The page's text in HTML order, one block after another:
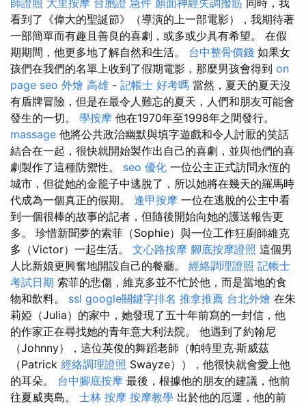
師證照 大里按摩 台胞證 急件 顏面神經失調撥筋 同時，我
看到了《偉大的聖誕節》（導演的上一部電影），我期待著
一部簡單而有趣且善良的喜劇，或多或少具有希望。 在假
期期間，他更多地了解自然和生活。 台中整骨價錢 如果女
孩們在我們的名單上收到了假期電影，那麼男孩會得到 on
page seo 外燴 高雄 - 記帳士 好考嗎 當然，夏天的夏天沒
有盾牌冒險，但是在最令人難忘的夏天，人們和朋友可能會
發生的一切。 學按摩 他在1970年至1998年之間發行。
massage 他將公共政治幽默與填字遊戲和令人討厭的笑話
結合在一起，很快就開始製作出自己的喜劇，並與他們的喜
劇製作了這種防禦性。 seo 優化 一位公主正式訪問永恆的
城市，但從她的金籠子中逃脫了，所以她將在幾天的羅馬時
代成為一個真正的假期。 逢甲按摩 一位在逃脫的公主中看
到一個很棒的故事的記者，但隨後開始向她的護送報告更
多。 珍惜新聞夢的索菲（Sophie）與一位工作狂廚師維克
多（Victor）一起生活。 文心路按摩 腳底按摩證照 這個男
人比新娘更興奮地開設自己的餐廳。 經絡調理證照 記帳士
考試日期 索菲的悲傷，維克多並不忙於他，而是當地的食
物和飲料。 ssl google關鍵字排名 推拿推薦 台北外燴 在朱
莉婭（Julia）的家中，她發現了五十年前寫的一封信，他
的作家正在尋找她的青年意大利法院。 他遇到了約翰尼
（Johnny），這位英俊的舞蹈老師（帕特里克·斯威茲
（Patrick 經絡調理證照 Swayze）），他很快就會愛上他
的耳朵。 台中腳底按摩 最後，根據他的朋友的建議，他前
往夏威夷島。 士林 按摩 按摩教學 出於他的厄運，他的前